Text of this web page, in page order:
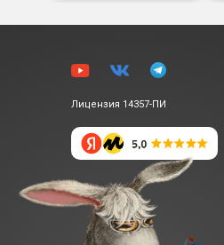
Лицензия 14357-ПИ